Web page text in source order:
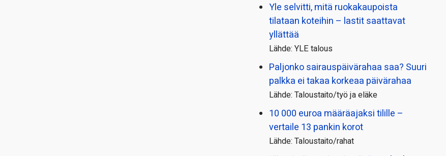
Yle selvitti, mitä ruokakaupoista
tilataan koteihin – lastit saattavat
yllättää
Lähde: YLE talous
Paljonko sairauspäivä­rahaa saa? Suuri
palkka ei takaa korkeaa päivärahaa
Lähde: Taloustaito/työ ja eläke
10 000 euroa määräajaksi tilille –
vertaile 13 pankin korot
Lähde: Taloustaito/rahat